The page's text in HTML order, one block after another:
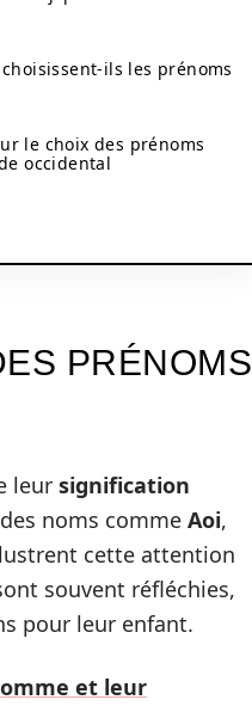
ils les prénoms
le choix des prénoms
occidental
PRÉNOMS
leur signification
noms comme Aoi,
cette attention
souvent réfléchies,
pour leur enfant.
et leur